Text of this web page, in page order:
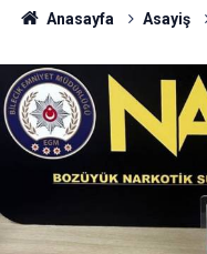
Anasayfa Asayiş